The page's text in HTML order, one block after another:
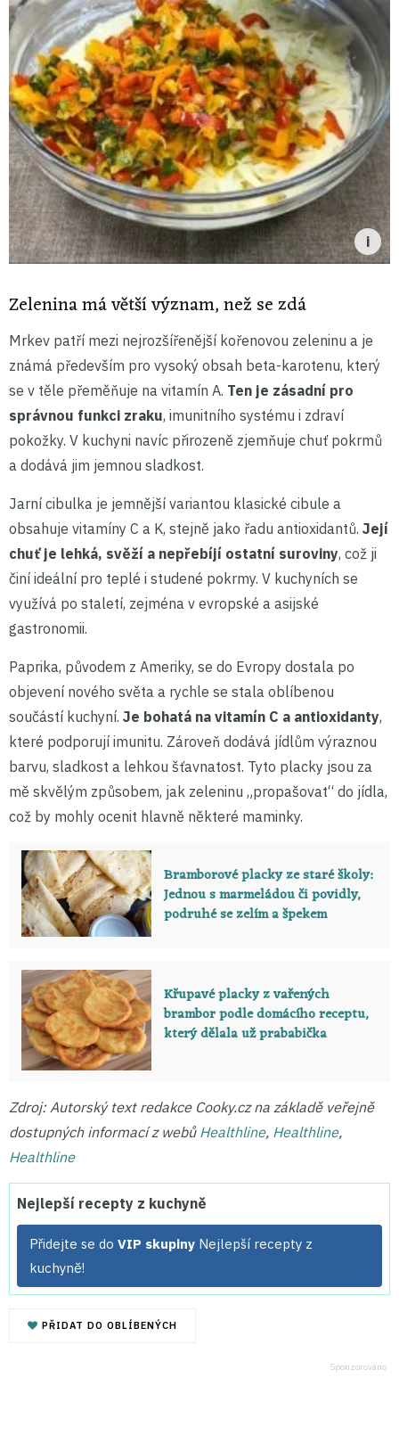
Zelenina má větší význam, než se zdá
Mrkev patří mezi nejrozšířenější kořenovou zeleninu a je
známá především pro vysoký obsah beta-karotenu, který
se v těle přeměňuje na vitamín A. Ten je zásadní pro
správnou funkci zraku, imunitního systému i zdraví
pokožky. V kuchyni navíc přirozeně zjemňuje chuť pokrmů
a dodává jim jemnou sladkost.
Jarní cibulka je jemnější variantou klasické cibule a
obsahuje vitamíny C a K, stejně jako řadu antioxidantů. Její
chuť je lehká, svěží a nepřebíjí ostatní suroviny, což ji
činí ideální pro teplé i studené pokrmy. V kuchyních se
využívá po staletí, zejména v evropské a asijské
gastronomii.
Paprika, původem z Ameriky, se do Evropy dostala po
objevení nového světa a rychle se stala oblíbenou
součástí kuchyní. Je bohatá na vitamín C a antioxidanty,
které podporují imunitu. Zároveň dodává jídlům výraznou
barvu, sladkost a lehkou šťavnatost. Tyto placky jsou za
mě skvělým způsobem, jak zeleninu „propašovat“ do jídla,
což by mohly ocenit hlavně některé maminky.
Bramborové placky ze staré školy:
Jednou s marmeládou či povidly,
podruhé se zelím a špekem
Křupavé placky z vařených
brambor podle domácího receptu,
který dělala už prababička
Zdroj: Autorský text redakce Cooky.cz na základě veřejně
dostupných informací z webů Healthline, Healthline,
Healthline
Nejlepší recepty z kuchyně
Přidejte se do VIP skupiny Nejlepší recepty z
kuchyně!
PŘIDAT DO OBLÍBENÝCH